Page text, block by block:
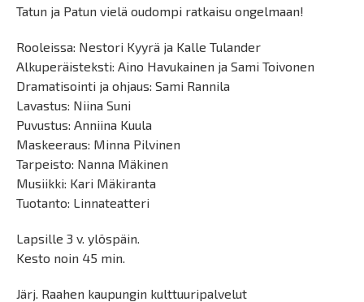
Tatun ja Patun vielä oudompi ratkaisu ongelmaan!
Rooleissa: Nestori Kyyrä ja Kalle Tulander
Alkuperäisteksti: Aino Havukainen ja Sami Toivonen
Dramatisointi ja ohjaus: Sami Rannila
Lavastus: Niina Suni
Puvustus: Anniina Kuula
Maskeeraus: Minna Pilvinen
Tarpeisto: Nanna Mäkinen
Musiikki: Kari Mäkiranta
Tuotanto: Linnateatteri
Lapsille 3 v. ylöspäin.
Kesto noin 45 min.
Järj. Raahen kaupungin kulttuuripalvelut